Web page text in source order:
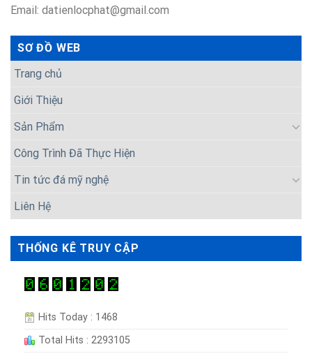
Email: datienlocphat@gmail.com
SƠ ĐỒ WEB
Trang chủ
Giới Thiệu
Sản Phẩm
Công Trình Đã Thực Hiện
Tin tức đá mỹ nghệ
Liên Hệ
THỐNG KÊ TRUY CẬP
Hits Today : 1468
Total Hits : 2293105